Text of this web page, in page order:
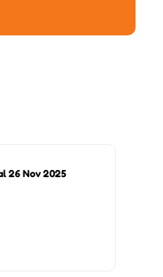
26 Nov 2025